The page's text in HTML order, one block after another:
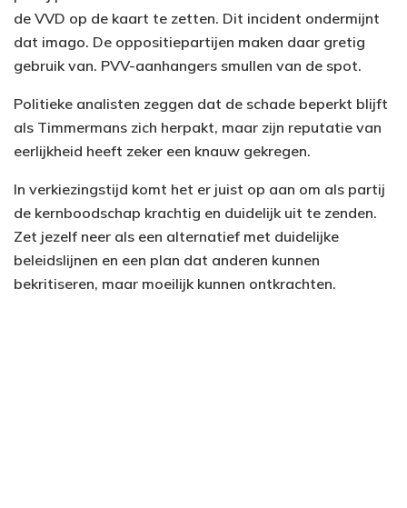
de VVD op de kaart te zetten. Dit incident ondermijnt
dat imago. De oppositiepartijen maken daar gretig
gebruik van. PVV-aanhangers smullen van de spot.
Politieke analisten zeggen dat de schade beperkt blijft
als Timmermans zich herpakt, maar zijn reputatie van
eerlijkheid heeft zeker een knauw gekregen.
In verkiezingstijd komt het er juist op aan om als partij
de kernboodschap krachtig en duidelijk uit te zenden.
Zet jezelf neer als een alternatief met duidelijke
beleidslijnen en een plan dat anderen kunnen
bekritiseren, maar moeilijk kunnen ontkrachten.